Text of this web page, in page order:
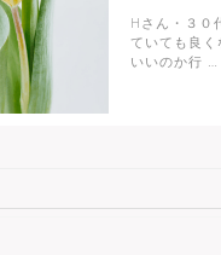
Hさん・３０
ていても良
いいのか行 …